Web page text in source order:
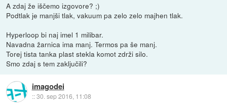
A zdaj že iščemo izgovore? ;)
Podtlak je manjši tlak, vakuum pa zelo zelo majhen tlak.
Hyperloop bi naj imel 1 milibar.
Navadna žarnica ima manj. Termos pa še manj.
Torej tista tanka plast stekla komot zdrži silo.
Smo zdaj s tem zaključili?
imagodei
::30. sep 2016, 11:08